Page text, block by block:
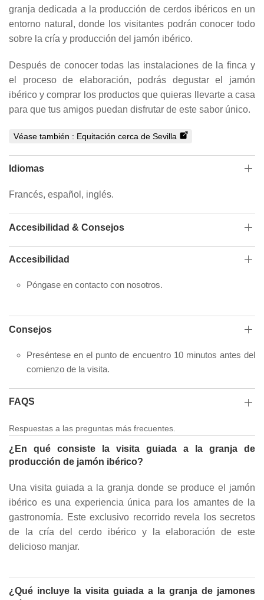
granja dedicada a la producción de cerdos ibéricos en un
entorno natural, donde los visitantes podrán conocer todo
sobre la cría y producción del jamón ibérico.
Después de conocer todas las instalaciones de la finca y
el proceso de elaboración, podrás degustar el jamón
ibérico y comprar los productos que quieras llevarte a casa
para que tus amigos puedan disfrutar de este sabor único.
Véase también : Equitación cerca de Sevilla
Idiomas
Francés, español, inglés.
Accesibilidad & Consejos
Accesibilidad
Póngase en contacto con nosotros.
Consejos
Preséntese en el punto de encuentro 10 minutos antes del
comienzo de la visita.
FAQS
Respuestas a las preguntas más frecuentes.
¿En qué consiste la visita guiada a la granja de
producción de jamón ibérico?
Una visita guiada a la granja donde se produce el jamón
ibérico es una experiencia única para los amantes de la
gastronomía. Este exclusivo recorrido revela los secretos
de la cría del cerdo ibérico y la elaboración de este
delicioso manjar.
¿Qué incluye la visita guiada a la granja de jamones